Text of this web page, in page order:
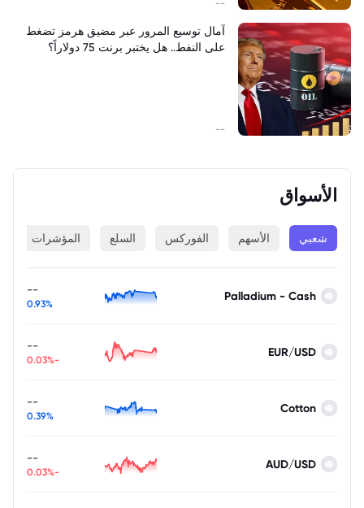
الأسواق
شعبي الأسهم الفوركس السلع المؤشرات
Palladium - Cash
--
0.93%
EUR/USD
--
-0.03%
Cotton
--
0.39%
AUD/USD
--
-0.03%
--
آمال توسيع المرور عبر مضيق هرمز تضغط
على النفط.. هل يختبر برنت 75 دولاراً؟
--